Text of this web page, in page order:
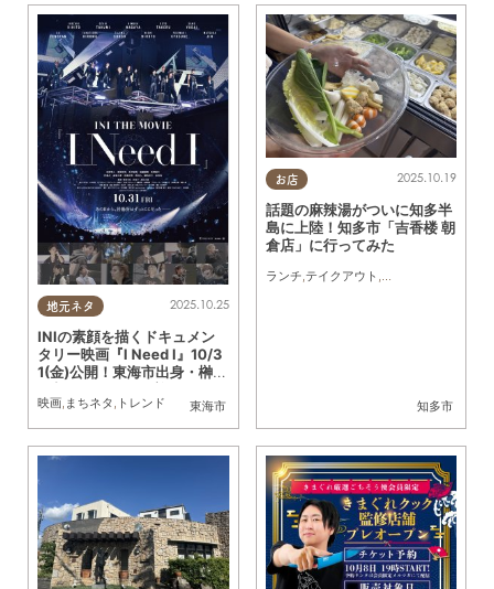
地元ネタ
東海市
2025.10.25
INIの素顔を描くドキュメン
タリー映画『I Need I』10/3
1(金)公開！東海市出身・榊原
映画, まちネタ , トレンド
お店
知多市
2025.10.19
話題の麻辣湯がついに知多半
島に上陸！知多市「吉香楼 朝
倉店」に行ってみた
ランチ,テイクアウト ,専門店